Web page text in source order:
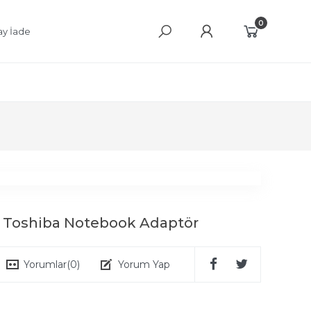
İade
0
Toshiba Notebook Adaptör
Yorumlar(0) Yorum Yap